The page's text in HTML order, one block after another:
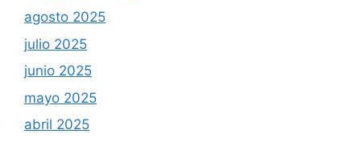
agosto 2025
julio 2025
junio 2025
mayo 2025
abril 2025